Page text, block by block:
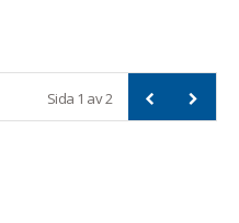
Sida 1 av2